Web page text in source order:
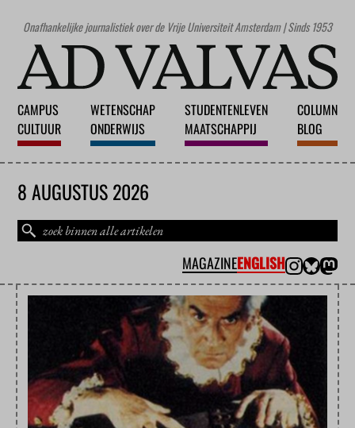
Onafhankelijke journalistiek over de Vrije Universiteit Amsterdam | Sinds 1953
CAMPUS
CULTUUR
WETENSCHAP
ONDERWIJS
STUDENTENLEVEN
MAATSCHAPPIJ
COLUMN
BLOG
8 AUGUSTUS 2026
MAGAZINEENGLISH